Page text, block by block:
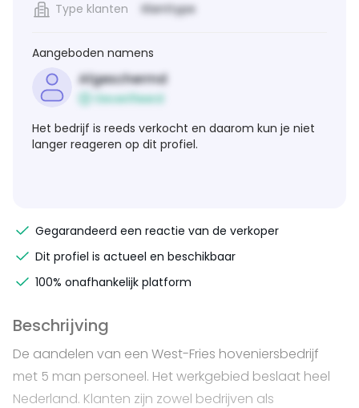
Type klanten
Klanttype
Aangeboden namens
Afgeschermd
Geverifieerd
Het bedrijf is reeds verkocht en daarom kun je niet
langer reageren op dit profiel.
Gegarandeerd een reactie van de verkoper
Dit profiel is actueel en beschikbaar
100% onafhankelijk platform
Beschrijving
De aandelen van een West-Fries hoveniersbedrijf
met 5 man personeel. Het werkgebied beslaat heel
Nederland. Klanten zijn zowel bedrijven als